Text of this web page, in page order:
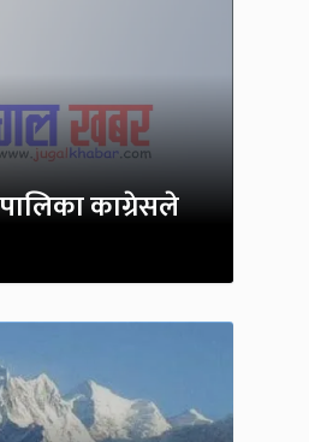
काग्रेसले